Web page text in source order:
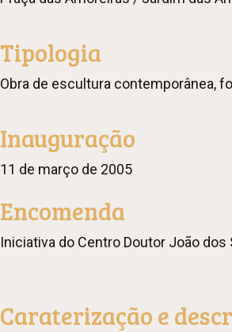
Tipologia
Obra de escultura contemporânea,
Inauguração
11 de março de 2005
Encomenda
Iniciativa do Centro Doutor João dos
Caraterização e